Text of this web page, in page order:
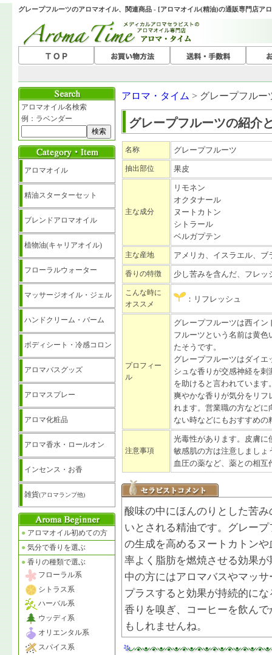
グレープフルーツのアロマオイル、関連商品 - [アロマオイル(精油)の通販専門店ア
アロマオイル名検索
例：ラベンダー
アロマオイル
精油スターターセット
ブレンドアロマオイル
植物油(キャリアオイル)
フローラルウォーター
マッサージオイル・ジェル
ハンドクリーム・バーム
ボディシート・冷感コロン
アロマバスグッズ
アロマスプレー
アロマ化粧品
アロマ香水・ロールオン
インセンス・お香
雑貨(アロマランプ他)
● アロマオイル初めての方
● 気分で香りを選ぶ
● 香りの種類で選ぶ
フローラル系
シトラス系
ハーバル系
ウッディ系
オリエンタル系
スパイス系
アロマ・タイム > グレープフルー
グレープフルーツの紹介
名称 グレープフルーツ
抽出部位 果皮
主な成分
リモネン
オクタナール
ヌートカトン
シトラール
ベルガプテン
主な産地 アメリカ、イスラエル、ブ
香りの特徴 少し苦みを含んだ、フレッ
こんな時に
オススメ
：リフレッシュ
プロフィー
ル
グレープフルーツは西イ
フルーツという名前は黄
たそうです。
グレープフルーツはダイ
シュな香りが交感神経を
を助けると言われています
爽やかな香りが気分をリフ
れます。営業職の方などに
ない時などにもおすすめの
注意事項
光毒性があります。皮膚に
敏感肌の方は注意しましょ
血圧の薬など、薬との相
酸味の中にほんのりとした苦
いとされる精油です。グレー
の生成を高めるヌートカトン
率よく脂肪を燃焼させる効果
中の方にはアロマバスやマッ
プラスすると効果が持続的に
香りを嗅ぎ、コーヒーを飲ん
もしれませんね。